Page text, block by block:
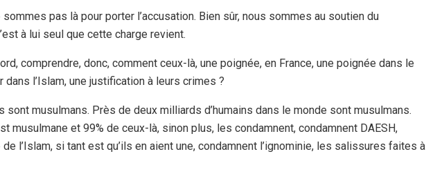
pas là pour porter l’accusation. Bien sûr, nous sommes au soutien du
à lui seul que cette charge revient.
comprendre, donc, comment ceux-là, une poignée, en France, une poignée dans le
l’Islam, une justification à leurs crimes ?
sont musulmans. Près de deux milliards d’humains dans le monde sont musulmans.
musulmane et 99% de ceux-là, sinon plus, les condamnent, condamnent DAESH,
l’Islam, si tant est qu’ils en aient une, condamnent l’ignominie, les salissures faites à